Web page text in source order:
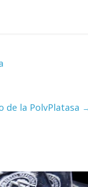
de la PolvPlatasa